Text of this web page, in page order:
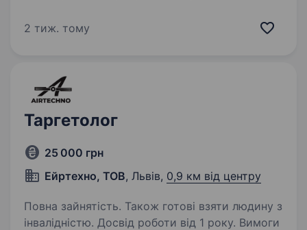
вимогам, виявляємо приховані умови
2 тиж. тому
Таргетолог
25 000 грн
Ейртехно, ТОВ, Львів, 0,9 км від центру
Повна зайнятість. Також готові взяти людину з
інвалідністю. Досвід роботи від 1 року. Вимоги